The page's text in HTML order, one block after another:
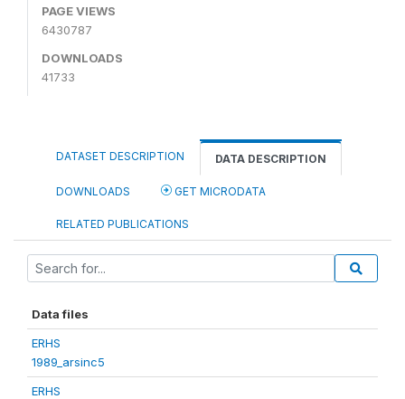
PAGE VIEWS
6430787
DOWNLOADS
41733
DATASET DESCRIPTION DATA DESCRIPTION
DOWNLOADS GET MICRODATA
RELATED PUBLICATIONS
Data files
ERHS
1989_arsinc5
ERHS